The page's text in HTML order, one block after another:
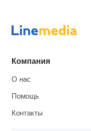
Компания
О нас
Помощь
Контакты